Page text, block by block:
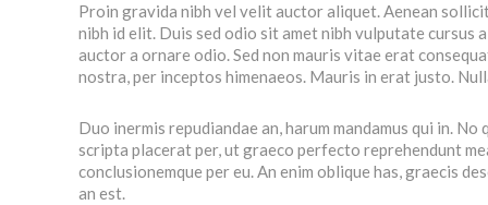
Proin gravida nibh vel velit auctor aliquet. Aenean
nibh id elit. Duis sed odio sit amet nibh vulputate cursus
auctor a ornare odio. Sed non mauris vitae erat
nostra, per inceptos himenaeos. Mauris in erat justo.
Duo inermis repudiandae an, harum mandamus qui in.
scripta placerat per, ut graeco perfecto reprehendunt
conclusionemque per eu. An enim oblique has, graecis
an est.